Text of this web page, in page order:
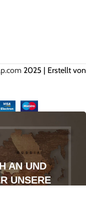
2025 | Erstellt von
AN UND
UNSERE